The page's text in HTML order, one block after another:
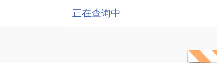
正在查询中